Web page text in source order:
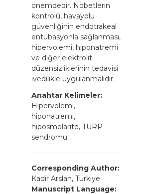
önemdedir. Nöbetlerin
kontrolü, havayolu
güvenliğinin endotrakeal
entübasyonla sağlanması,
hipervolemi, hiponatremi
ve diğer elektrolit
düzensizliklerinin tedavisi
ivedilikle uygulanmalıdır.
Anahtar Kelimeler:
Hipervolemi,
hiponatremi,
hiposmolarite, TURP
sendromu
Corresponding Author:
Kadir Arslan, Türkiye
Manuscript Language: